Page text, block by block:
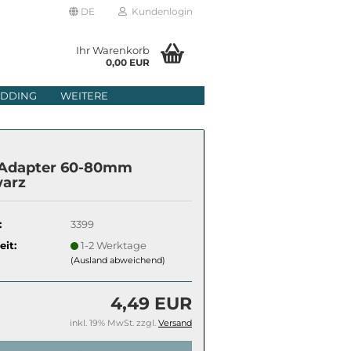
DE Kundenlogin
vergessen?
Ihr Warenkorb
0,00 EUR
WEITERE
60-80mm
3399
1-2 Werktage
(Ausland abweichend)
4,49 EUR
inkl. 19% MwSt. zzgl. Versand